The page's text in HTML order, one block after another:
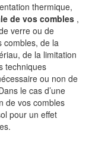
thermique,
de vos combles ,
verre ou de
combles, de la
de la limitation
techniques
ou non de
le cas d’une
de vos combles
pour un effet